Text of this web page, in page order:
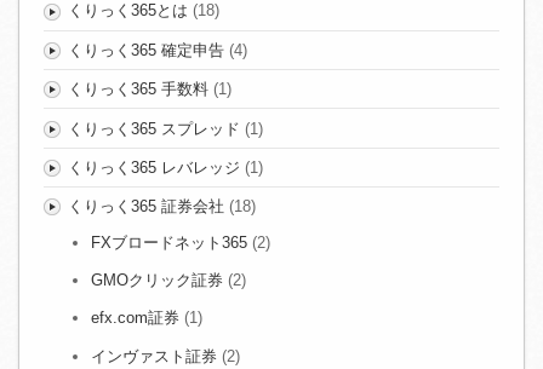
くりっく365とは (18)
くりっく365 確定申告(4)
くりっく365 手数料(1)
くりっく365 スプレッド (1)
くりっく365 レバレッジ (1)
くりっく365 証券会社 (18)
FXブロードネット365 (2)
GMOクリック証券 (2)
efx.com証券 (1)
インヴァスト証券 (2)